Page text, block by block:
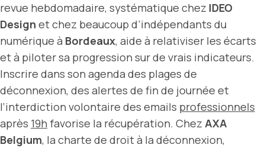
revue hebdomadaire, systématique chez IDEO
Design et chez beaucoup d’indépendants du
numérique à Bordeaux, aide à relativiser les écarts
et à piloter sa progression sur de vrais indicateurs.
Inscrire dans son agenda des plages de
déconnexion, des alertes de fin de journée et
l’interdiction volontaire des emails professionnels
après 19h favorise la récupération. Chez AXA
Belgium, la charte de droit à la déconnexion,